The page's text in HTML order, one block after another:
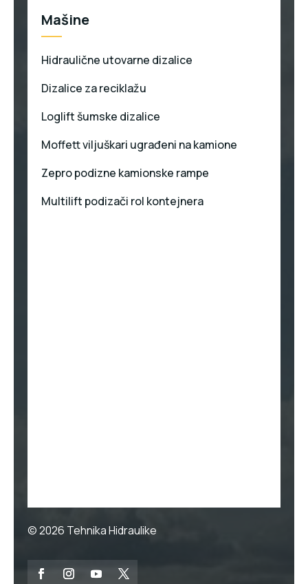
Mašine
Hidraulične utovarne dizalice
Dizalice za reciklažu
Loglift šumske dizalice
Moffett viljuškari ugrađeni na kamione
Zepro podizne kamionske rampe
Multilift podizači rol kontejnera
© 2026 Tehnika Hidraulike